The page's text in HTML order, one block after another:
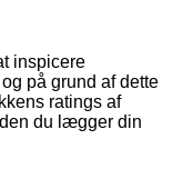
inspicere
på grund af dette
ratings af
du lægger din